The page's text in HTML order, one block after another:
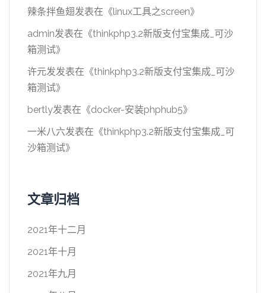
辣条拌鱼翅发表在《linux工具之screen》
admin发表在《thinkphp3.2新版支付宝集成_可沙
箱测试》
许元发发表在《thinkphp3.2新版支付宝集成_可沙
箱测试》
bertly发表在《docker-安装phphub5》
一米八六发表在《thinkphp3.2新版支付宝集成_可
沙箱测试》
文章归档
2021年十二月
2021年十月
2021年九月